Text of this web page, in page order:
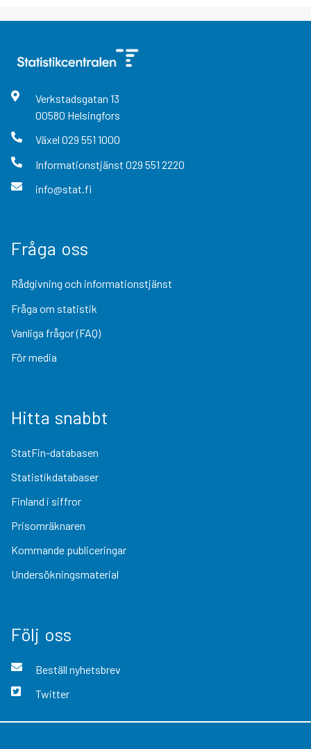
Verkstadsgatan 13
00580 Helsingfors
Växel 029 551 1000
Informationstjänst 029 551 2220
info@stat.fi
Fråga oss
Rådgivning och informationstjänst
Fråga om statistik
Vanliga frågor (FAQ)
För media
Hitta snabbt
StatFin-databasen
Statistikdatabaser
Finland i siffror
Prisomräknaren
Kommande publiceringar
Undersökningsmaterial
Följ oss
Beställ nyhetsbrev
Twitter